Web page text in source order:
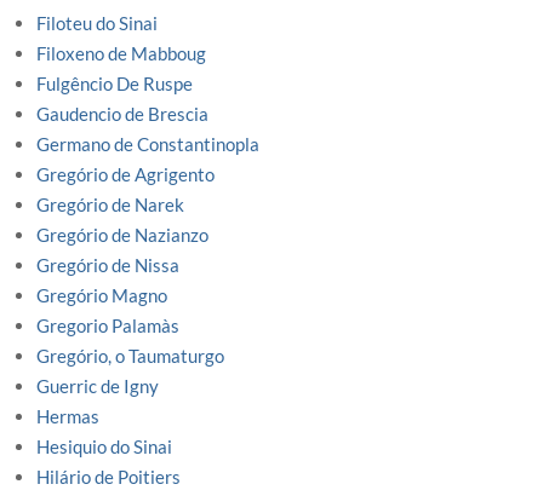
Filoteu do Sinai
Filoxeno de Mabboug
Fulgêncio De Ruspe
Gaudencio de Brescia
Germano de Constantinopla
Gregório de Agrigento
Gregório de Narek
Gregório de Nazianzo
Gregório de Nissa
Gregório Magno
Gregorio Palamàs
Gregório, o Taumaturgo
Guerric de Igny
Hermas
Hesiquio do Sinai
Hilário de Poitiers